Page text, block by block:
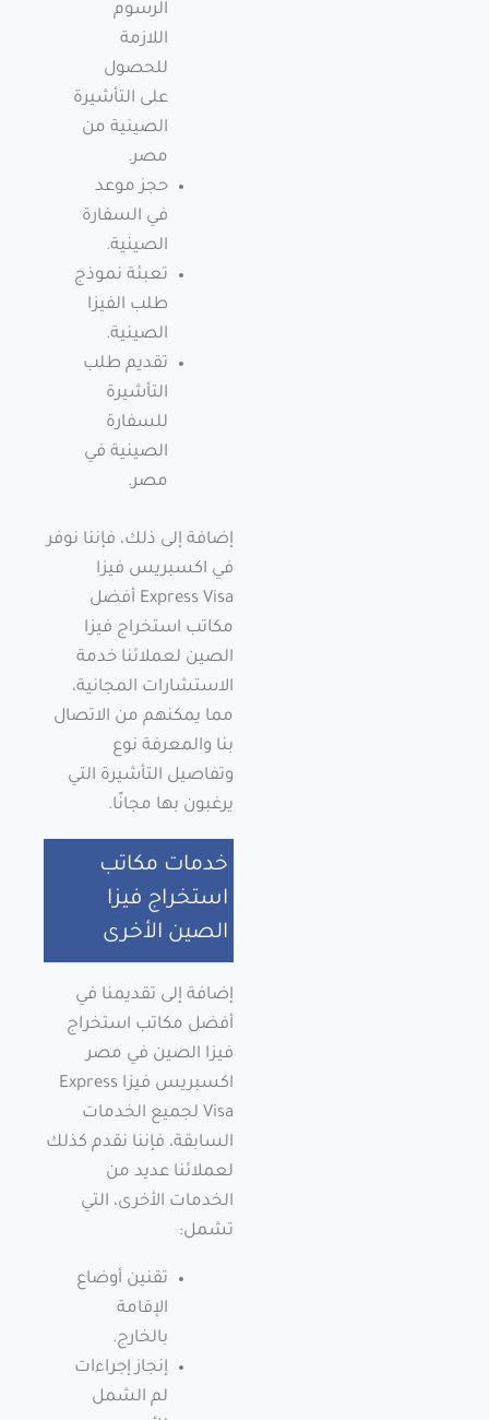
الرسوم
اللازمة
للحصول
على التأشيرة
الصينية من
مصر.
حجز موعد
في السفارة
الصينية.
تعبئة نموذج
طلب الفيزا
الصينية.
تقديم طلب
التأشيرة
للسفارة
الصينية في
مصر.
إضافة إلى ذلك، فإننا نوفر
في اكسبريس فيزا
Express Visa أفضل
مكاتب استخراج فيزا
الصين لعملائنا خدمة
الاستشارات المجانية،
مما يمكنهم من الاتصال
بنا والمعرفة نوع
وتفاصيل التأشيرة التي
يرغبون بها مجانًا.
خدمات مكاتب
استخراج فيزا
الصين الأخرى
إضافة إلى تقديمنا في
أفضل مكاتب استخراج
فيزا الصين في مصر
اكسبريس فيزا Express
Visa لجميع الخدمات
السابقة، فإننا نقدم كذلك
لعملائنا عديد من
الخدمات الأخرى، التي
تشمل:
تقنين أوضاع
الإقامة
بالخارج.
إنجاز إجراءات
لم الشمل